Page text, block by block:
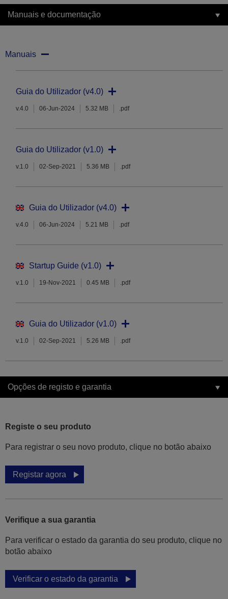
Manuais e documentação
Manuais
Guia do Utilizador (v4.0)
v.4.0 06-Jun-2024 5.32 MB .pdf
Guia do Utilizador (v1.0)
v.1.0 02-Sep-2021 5.36 MB .pdf
Guia do Utilizador (v4.0)
v.4.0 06-Jun-2024 5.21 MB .pdf
Startup Guide (v1.0)
v.1.0 19-Nov-2021 0.45 MB .pdf
Guia do Utilizador (v1.0)
v.1.0 02-Sep-2021 5.26 MB .pdf
Opções de registo e garantia
Registe o seu produto
Para registrar o seu novo produto, clique no botão abaixo
Registar agora
Verifique a sua garantia
Para verificar o estado da garantia do seu produto, clique no
botão abaixo
Verificar o estado da garantia